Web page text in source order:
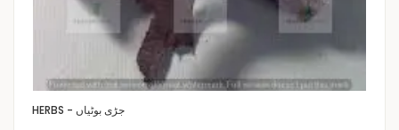
HERBS - جڑی بوٹیاں